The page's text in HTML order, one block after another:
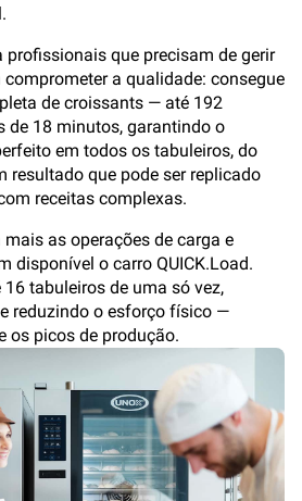
profissionais que precisam de gerir
a qualidade: consegue
de croissants — até 192
de 18 minutos, garantindo o
em todos os tabuleiros, do
resultado que pode ser replicado
receitas complexas.
as operações de carga e
disponível o carro QUICK.Load.
tabuleiros de uma só vez,
reduzindo o esforço físico —
os picos de produção.